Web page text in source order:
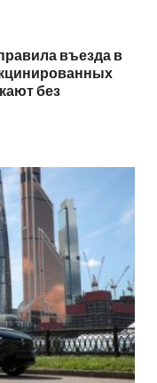
въезда в
без